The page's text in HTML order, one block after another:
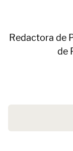
Redactora de
de